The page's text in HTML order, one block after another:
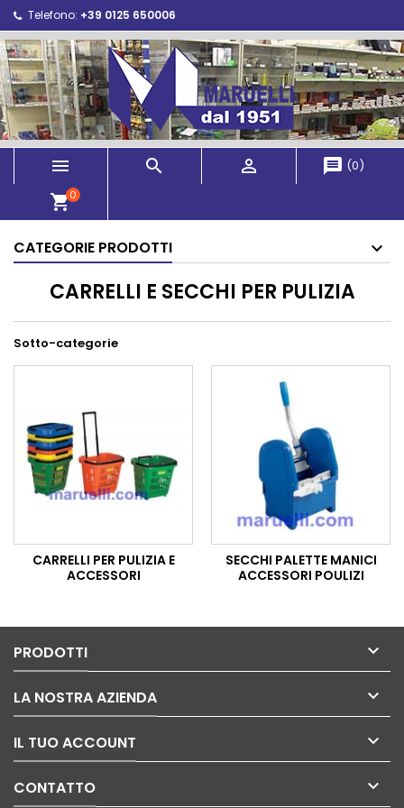
Telefono: +39 0125 650006
   message (0)
shopping_cart0
CATEGORIE PRODOTTI
CARRELLI E SECCHI PER PULIZIA
Sotto-categorie
CARRELLI PER PULIZIA E
ACCESSORI
SECCHI PALETTE MANICI
ACCESSORI POULIZI
PRODOTTI 
LA NOSTRA AZIENDA 
IL TUO ACCOUNT 
CONTATTO 